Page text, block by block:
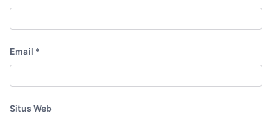
Email *
Situs Web